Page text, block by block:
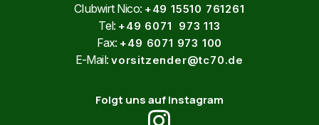
Clubwirt Nico: +49 15510 761261
Tel: +49 6071 973 113
Fax: +49 6071 973 100
E-Mail: vorsitzender@tc70.de
Folgt uns auf Instagram